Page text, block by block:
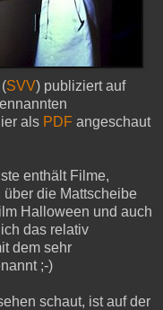
SVV) publiziert auf
als PDF angeschaut
enthält Filme,
die Mattscheibe
Halloween und auch
das relativ
dem sehr
;-)
schaut, ist auf der